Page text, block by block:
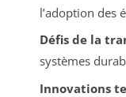
l’adoption des
Défis de la
systèmes
Innovations